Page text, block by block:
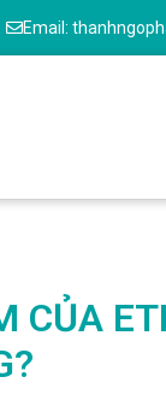
Email:
CỦA